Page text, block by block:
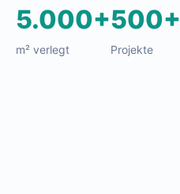
5.000+
m² verlegt
500+
Projekte